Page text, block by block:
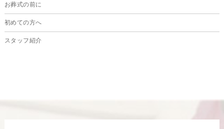
2023年11月
お葬式の前に
初めての方へ
スタッフ紹介